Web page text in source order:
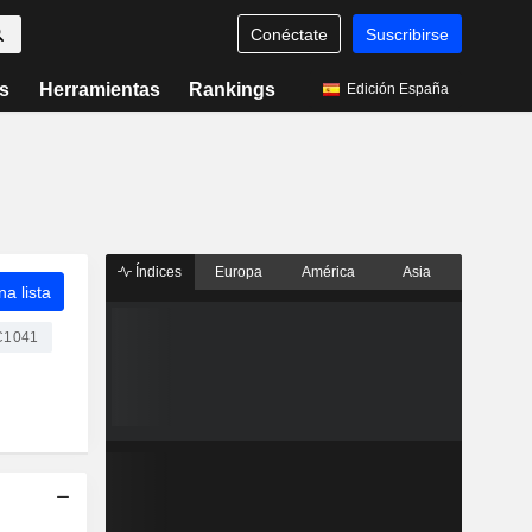
Conéctate Suscribirse
Herramientas Rankings Edición España
lista
Índices Europa América Asia